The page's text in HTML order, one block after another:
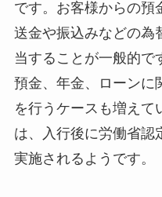
です。お客様からの預
送金や振込みなどの為
当することが一般的で
預金、年金、ローンに
を行うケースも増えて
は、入行後に労働省認
実施されるようです。